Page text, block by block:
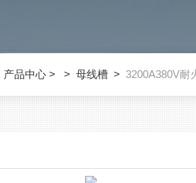
产品中心 > > 母线槽 > 3200A380V耐